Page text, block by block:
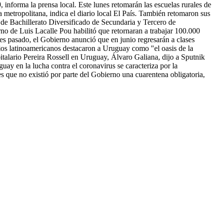
la prensa local. Este lunes retomarán las escuelas rurales de
metropolitana, indica el diario local El País. También retomaron sus
Bachillerato Diversificado de Secundaria y Tercero de
de Luis Lacalle Pou habilitó que retornaran a trabajar 100.000
pasado, el Gobierno anunció que en junio regresarán a clases
latinoamericanos destacaron a Uruguay como "el oasis de la
Pereira Rossell en Uruguay, Álvaro Galiana, dijo a Sputnik
en la lucha contra el coronavirus se caracteriza por la
que no existió por parte del Gobierno una cuarentena obligatoria,